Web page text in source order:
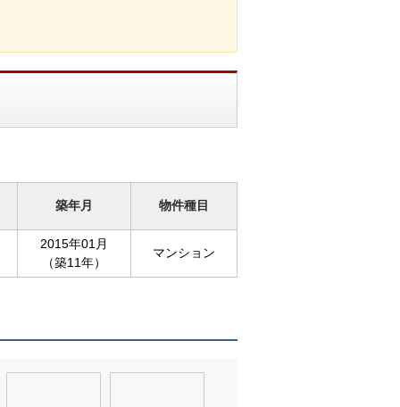
築年月 物件種目
2015年01月
（築11年）
マンション